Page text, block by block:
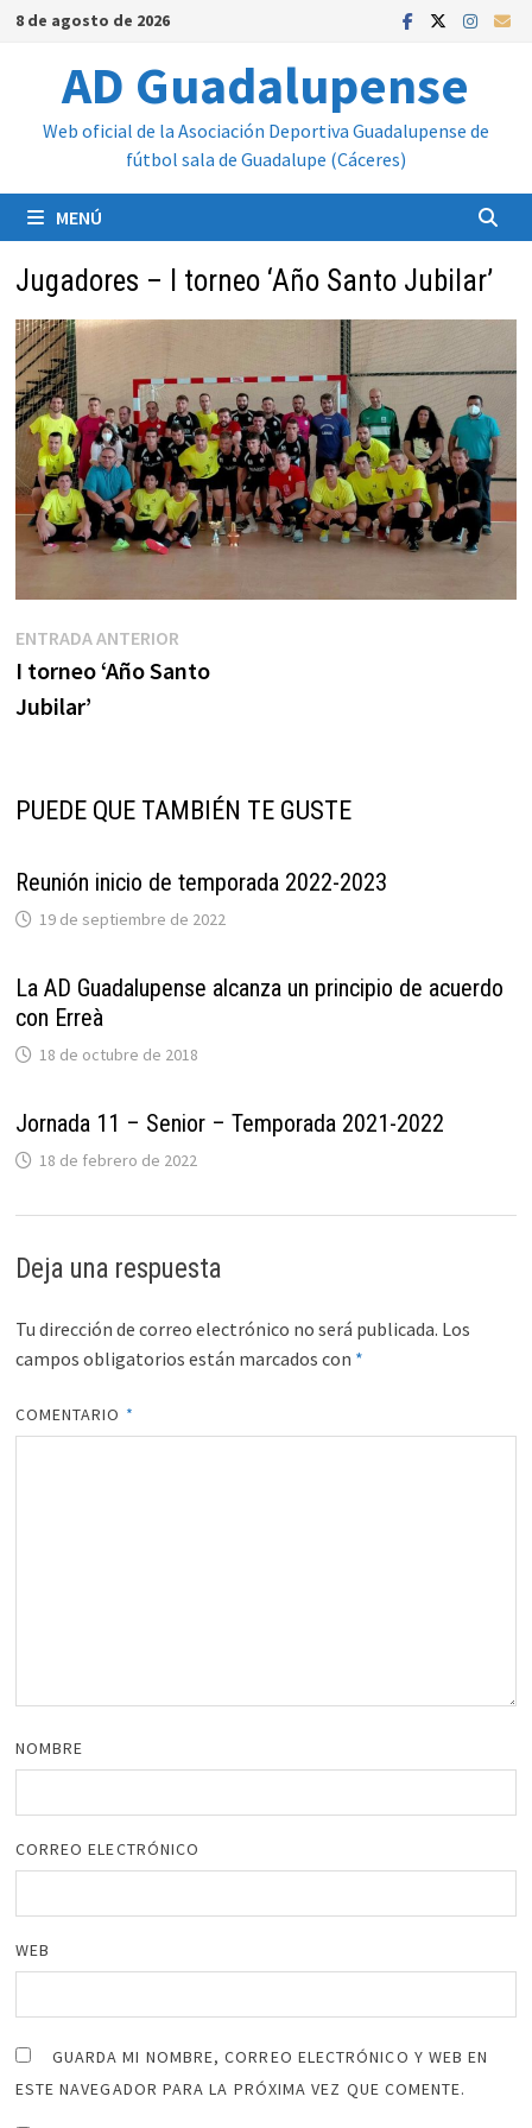
Saltar
contenido
8 de agosto de 2026
AD Guadalupense
Web oficial de la Asociación Deportiva Guadalupense de
fútbol sala de Guadalupe (Cáceres)
MENÚ
Jugadores – I torneo ‘Año Santo Jubilar’
Navegación
de
ENTRADA ANTERIOREntrada
anterior:
I torneo ‘Año Santo
Jubilar’
PUEDE QUE TAMBIÉN TE GUSTE
Reunión inicio de temporada 2022-2023
19 de septiembre de 2022
La AD Guadalupense alcanza un principio de acuerdo
con Erreà
18 de octubre de 2018
Jornada 11 – Senior – Temporada 2021-2022
18 de febrero de 2022
Deja una respuesta
Tu dirección de correo electrónico no será publicada. Los
campos obligatorios están marcados con *
COMENTARIO *
NOMBRE
CORREO ELECTRÓNICO
WEB
GUARDA MI NOMBRE, CORREO ELECTRÓNICO Y WEB EN
ESTE NAVEGADOR PARA LA PRÓXIMA VEZ QUE COMENTE.